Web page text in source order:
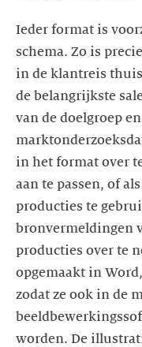
Ieder format is
schema. Zo is
in de klantreis
de belangrijkste
van de doelgroep
in het format over
aan te passen, of
producties te
bronvermeldingen
producties over te
opgemaakt in
zodat ze ook in de
worden. De